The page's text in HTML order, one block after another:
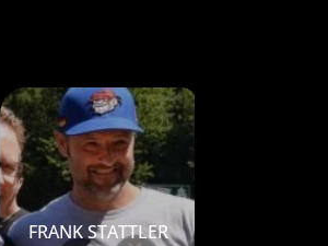
FRANK STATTLER